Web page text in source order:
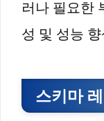
러나 필요한
성 및 성능
스키마